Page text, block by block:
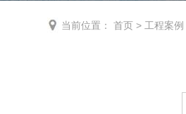
当前位置： 首页 > 工程案例